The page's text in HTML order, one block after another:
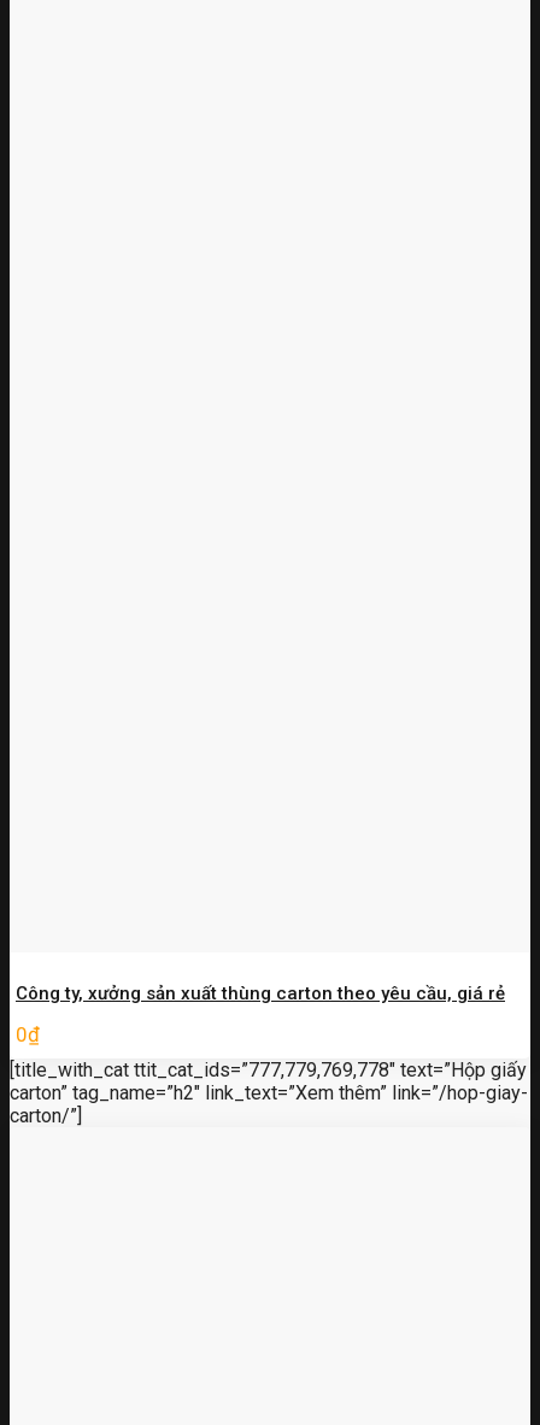
Công ty, xưởng sản xuất thùng carton theo yêu cầu, giá rẻ
0₫
[title_with_cat ttit_cat_ids=”777,779,769,778″ text=”Hộp giấy
carton” tag_name=”h2″ link_text=”Xem thêm” link=”/hop-giay-
carton/”]